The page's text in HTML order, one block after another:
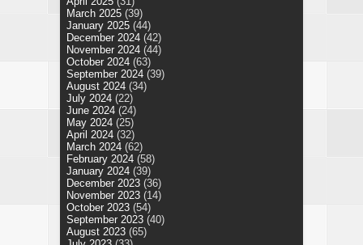
March 2025 (39)
January 2025 (44)
December 2024 (42)
November 2024 (44)
October 2024 (63)
September 2024 (39)
August 2024 (34)
July 2024 (22)
June 2024 (24)
May 2024 (25)
April 2024 (32)
March 2024 (62)
February 2024 (58)
January 2024 (39)
December 2023 (36)
November 2023 (14)
October 2023 (54)
September 2023 (40)
August 2023 (65)